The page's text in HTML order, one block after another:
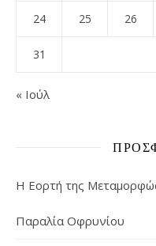
24 25 26
31
« Ιούλ
Η Εορτή της
Παραλία Οφρυνίου